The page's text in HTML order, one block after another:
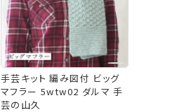
手芸キット 編み図付 ビッグ
マフラー 5wtw02 ダルマ 手
芸の山久